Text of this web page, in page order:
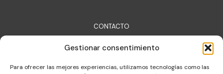
Gestionar consentimiento
Para ofrecer las mejores experiencias, utilizamos tecnologías como las
CONTACTO
Lara Belsué S.L.
lara@lara.es